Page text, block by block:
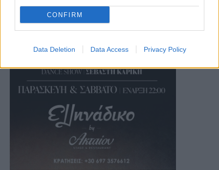
CONFIRM
Data Deletion Data Access Privacy Policy